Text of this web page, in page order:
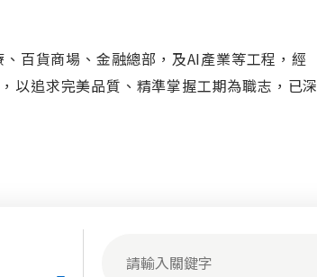
百貨商場、金融總部，及AI產業等工程，經
以追求完美品質、精準掌握工期為職志，已深